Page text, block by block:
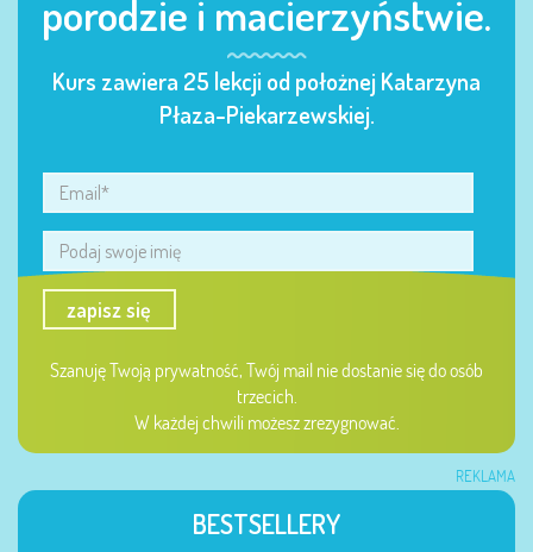
porodzie i macierzyństwie.
Kurs zawiera 25 lekcji od położnej Katarzyna
Płaza-Piekarzewskiej.
zapisz się
Szanuję Twoją prywatność, Twój mail nie dostanie się do osób
trzecich.
W każdej chwili możesz zrezygnować.
REKLAMA
BESTSELLERY